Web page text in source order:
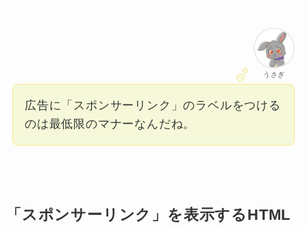
うさぎ
広告に「スポンサーリンク」のラベルをつける
のは最低限のマナーなんだね。
「スポンサーリンク」を表示するHTML